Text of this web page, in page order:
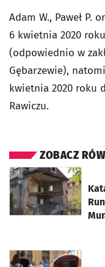
Adam W., Paweł P.
6 kwietnia 2020
(odpowiednio w
Gębarzewie),
kwietnia 2020 roku
Rawiczu.
ZOBACZ
otworzy się w nowej
otworzy się w nowej